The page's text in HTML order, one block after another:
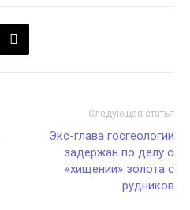
Следующая статья
Экс-глава госгеологии
задержан по делу о
«хищении» золота с
рудников